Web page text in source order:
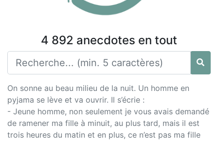
4 892 anecdotes en tout
On sonne au beau milieu de la nuit. Un homme en
pyjama se lève et va ouvrir. Il s’écrie :
- Jeune homme, non seulement je vous avais demandé
de ramener ma fille à minuit, au plus tard, mais il est
trois heures du matin et en plus, ce n’est pas ma fille